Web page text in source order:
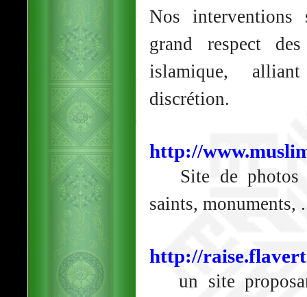
Nos
grand respect
islamique,
discrétion.
http://
Site de photos
saints, monuments,
http://
un site